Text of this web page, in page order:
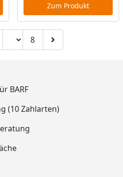
Zum Produkt
2
Seitenzahl ändern
Zu Seite 8
8 Zur nächsten Seite
BARF
(10 Zahlarten)